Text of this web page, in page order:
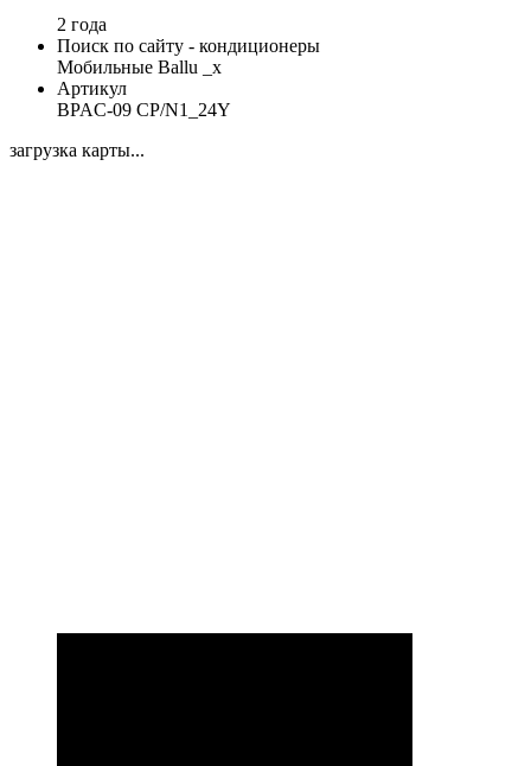
2 года
Поиск по сайту - кондиционеры
Мобильные Ballu _x
Артикул
BPAC-09 CP/N1_24Y
загрузка карты...